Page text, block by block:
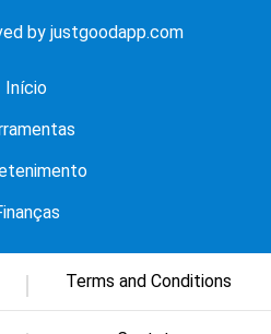
by justgoodapp.com
Início
Terms and Conditions